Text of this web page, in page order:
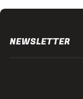
NEWSLETTER